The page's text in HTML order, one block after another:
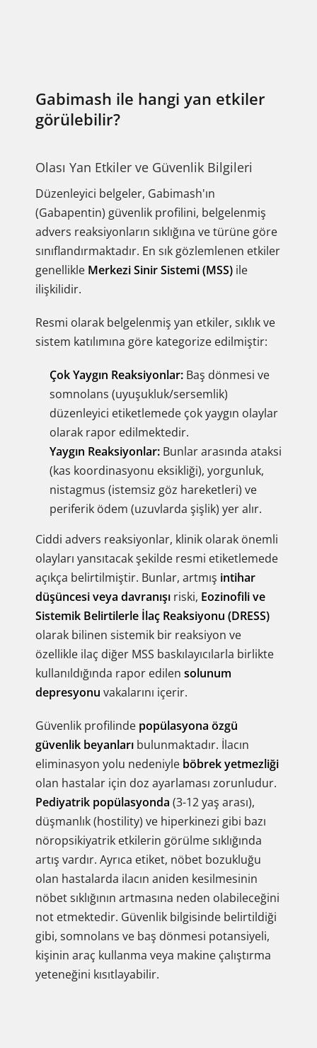
Gabimash ile hangi yan etkiler
görülebilir?
Olası Yan Etkiler ve Güvenlik Bilgileri
Düzenleyici belgeler, Gabimash'ın
(Gabapentin) güvenlik profilini, belgelenmiş
advers reaksiyonların sıklığına ve türüne göre
sınıflandırmaktadır. En sık gözlemlenen etkiler
genellikle Merkezi Sinir Sistemi (MSS) ile
ilişkilidir.
Resmi olarak belgelenmiş yan etkiler, sıklık ve
sistem katılımına göre kategorize edilmiştir:
Çok Yaygın Reaksiyonlar: Baş dönmesi ve
somnolans (uyuşukluk/sersemlik)
düzenleyici etiketlemede çok yaygın olaylar
olarak rapor edilmektedir.
Yaygın Reaksiyonlar: Bunlar arasında ataksi
(kas koordinasyonu eksikliği), yorgunluk,
nistagmus (istemsiz göz hareketleri) ve
periferik ödem (uzuvlarda şişlik) yer alır.
Ciddi advers reaksiyonlar, klinik olarak önemli
olayları yansıtacak şekilde resmi etiketlemede
açıkça belirtilmiştir. Bunlar, artmış intihar
düşüncesi veya davranışı riski, Eozinofili ve
Sistemik Belirtilerle İlaç Reaksiyonu (DRESS)
olarak bilinen sistemik bir reaksiyon ve
özellikle ilaç diğer MSS baskılayıcılarla birlikte
kullanıldığında rapor edilen solunum
depresyonu vakalarını içerir.
Güvenlik profilinde popülasyona özgü
güvenlik beyanları bulunmaktadır. İlacın
eliminasyon yolu nedeniyle böbrek yetmezliği
olan hastalar için doz ayarlaması zorunludur.
Pediyatrik popülasyonda (3-12 yaş arası),
düşmanlık (hostility) ve hiperkinezi gibi bazı
nöropsikiyatrik etkilerin görülme sıklığında
artış vardır. Ayrıca etiket, nöbet bozukluğu
olan hastalarda ilacın aniden kesilmesinin
nöbet sıklığının artmasına neden olabileceğini
not etmektedir. Güvenlik bilgisinde belirtildiği
gibi, somnolans ve baş dönmesi potansiyeli,
kişinin araç kullanma veya makine çalıştırma
yeteneğini kısıtlayabilir.